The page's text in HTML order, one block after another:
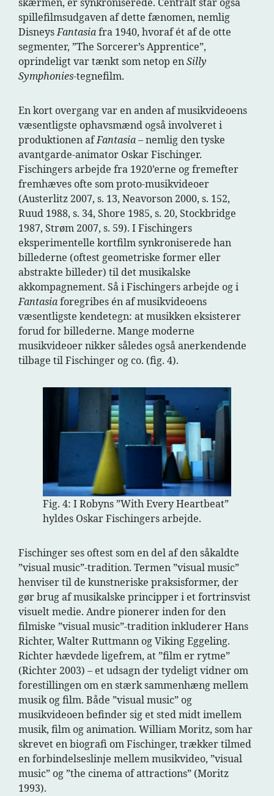
spillefilmsudgaven af dette fænomen, nemlig
DisneysFantasiafra 1940, hvoraf ét af de otte
segmenter, ”The Sorcerer’s Apprentice”,
oprindeligt var tænkt som netop enSilly
Symphonies-tegnefilm.
En kort overgang var en anden af musikvideoens
væsentligste ophavsmænd også involveret i
produktionen afFantasia– nemlig den tyske
avantgarde-animator Oskar Fischinger.
Fischingers arbejde fra 1920’erne og fremefter
fremhæves ofte som proto-musikvideoer
(Austerlitz 2007, s. 13, Neavorson 2000, s. 152,
Ruud 1988, s. 34, Shore 1985, s. 20, Stockbridge
1987, Strøm 2007, s. 59). I Fischingers
eksperimentelle kortfilm synkroniserede han
billederne (oftest geometriske former eller
abstrakte billeder) til det musikalske
akkompagnement. Så i Fischingers arbejde og i
Fantasiaforegribes én af musikvideoens
væsentligste kendetegn: at musikken eksisterer
forud for billederne. Mange moderne
musikvideoer nikker således også anerkendende
tilbage til Fischinger og co. (fig. 4).
Fig. 4: I Robyns ”With Every Heartbeat”
hyldes Oskar Fischingers arbejde.
Fischinger ses oftest som en del af den såkaldte
”visual music”-tradition. Termen ”visual music”
henviser til de kunstneriske praksisformer, der
gør brug af musikalske principper i et fortrinsvist
visuelt medie. Andre pionerer inden for den
filmiske ”visual music”-tradition inkluderer Hans
Richter, Walter Ruttmann og Viking Eggeling.
Richter hævdede ligefrem, at ”film er rytme”
(Richter 2003) – et udsagn der tydeligt vidner om
forestillingen om en stærk sammenhæng mellem
musik og film. Både ”visual music” og
musikvideoen befinder sig et sted midt imellem
musik, film og animation. William Moritz, som har
skrevet en biografi om Fischinger, trækker tilmed
en forbindelseslinje mellem musikvideo, ”visual
music” og ”the cinema of attractions” (Moritz
1993).